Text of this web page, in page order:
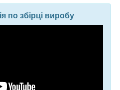
по збірці виробу